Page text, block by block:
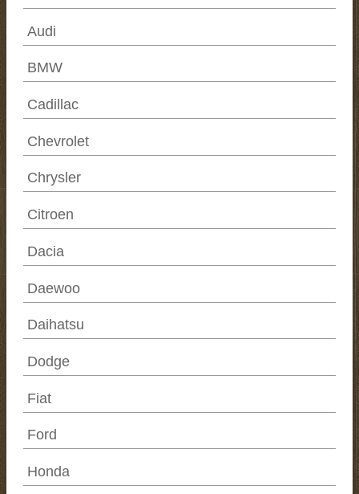
Audi
BMW
Cadillac
Chevrolet
Chrysler
Citroen
Dacia
Daewoo
Daihatsu
Dodge
Fiat
Ford
Honda